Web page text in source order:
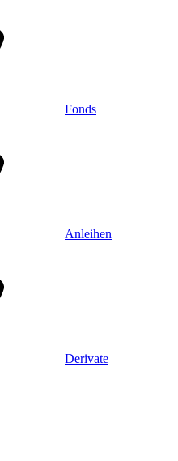
Fonds
Anleihen
Derivate